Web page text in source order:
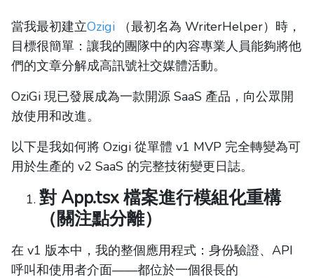
當我最初建立Ozigi （最初名為 WriterHelper）時，
目標很簡單：讓我的團隊中的內容專業人員能夠將他
們的文章分解成高訊號社交媒體活動。
OziGi 現已發展成為一款開源 SaaS 產品，向公眾開
放使用和改進。
以下是我如何將 Ozigi 從單體 v1 MVP 完全轉變為可
用於生產的 v2 SaaS 的完整技術變更日誌。
對 App.tsx 檔案進行模組化重構
（關注點分離）
在 v1 版本中，我的整個應用程式：身份驗證、API
呼叫和使用者介面——都位於一個很長的